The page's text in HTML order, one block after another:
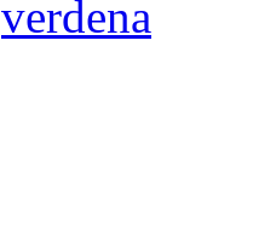
verdena